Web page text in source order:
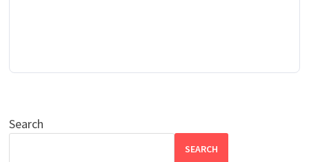
Search
SEARCH